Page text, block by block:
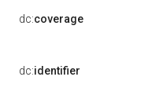
dc:coverage
dc:identifier